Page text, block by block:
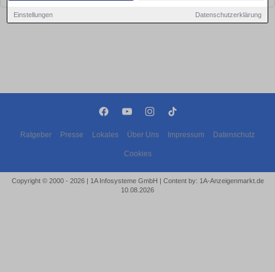
Einstellungen Datenschutzerklärung
Ratgeber Presse Lokales Über Uns Impressum Datenschutz
Cookies
Copyright © 2000 - 2026 | 1A Infosysteme GmbH | Content by: 1A-Anzeigenmarkt.de
10.08.2026